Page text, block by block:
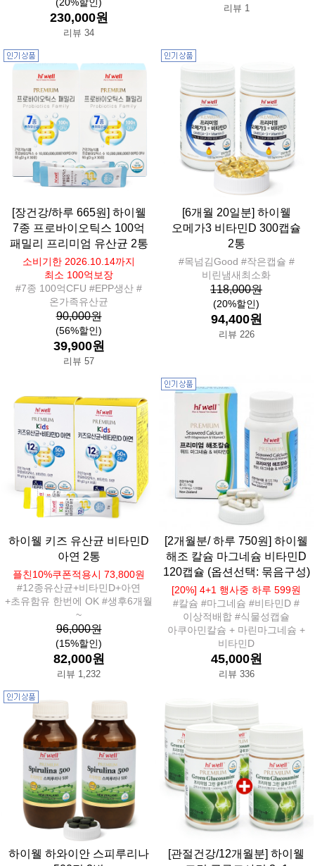
230,000원
리뷰 34
리뷰 1
[장건강/하루 665원] 하이웰
7종 프로바이오틱스 100억
패밀리 프리미엄 유산균 2통
소비기한 2026.10.14까지
최소 100억보장
#7종 100억CFU #EPP생산 #
온가족유산균
90,000원
(56%할인)
39,900원
리뷰 57
[6개월 20일분] 하이웰
오메가3 비타민D 300캡슐
2통
#목넘김Good #작은캡슐 #
비린냄새최소화
118,000원
(20%할인)
94,400원
리뷰 226
하이웰 키즈 유산균 비타민D
아연 2통
플친10%쿠폰적용시 73,800원
#12종유산균+비타민D+아연
+초유함유 한번에 OK #생후6개월
~
96,000원
(15%할인)
82,000원
리뷰 1,232
[2개월분/ 하루 750원] 하이웰
해조 칼슘 마그네슘 비타민D
120캡슐 (옵션선택: 묶음구성)
[20%] 4+1 행사중 하루 599원
#칼슘 #마그네슘 #비타민D #
이상적배합 #식물성캡슐
아쿠아민칼슘 + 마린마그네슘 +
비타민D
45,000원
리뷰 336
하이웰 하와이안 스피루리나
[관절건강/12개월분] 하이웰